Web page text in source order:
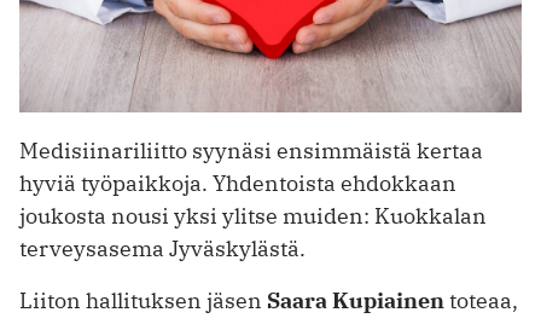
Medisiinariliitto syynäsi ensimmäistä kertaa
hyviä työpaikkoja. Yhdentoista ehdokkaan
joukosta nousi yksi ylitse muiden: Kuokkalan
terveysasema Jyväskylästä.
Liiton hallituksen jäsen Saara Kupiainentoteaa,